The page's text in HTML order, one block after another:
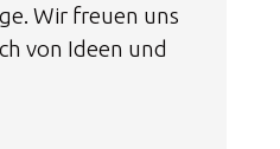
Wir freuen uns
von Ideen und